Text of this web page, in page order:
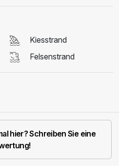
Kiesstrand
Felsenstrand
hier? Schreiben Sie eine